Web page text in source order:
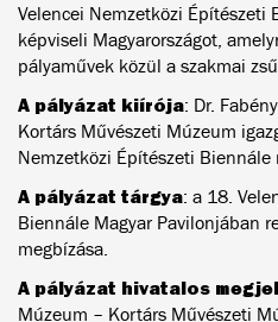
Velencei Nemzetközi Építészeti
képviseli Magyarországot,
pályaművek közül a szakmai
A pályázat kiírója: Dr.
Kortárs Művészeti Múzeum
Nemzetközi Építészeti Biennále
A pályázat tárgya: a 18.
Biennále Magyar Pavilonjában
megbízása.
A pályázat hivatalos
Múzeum – Kortárs Művészeti